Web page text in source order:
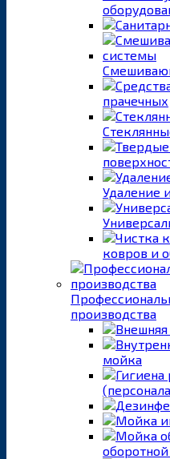
прачечных
Удаление
ковров и
производства
мойка